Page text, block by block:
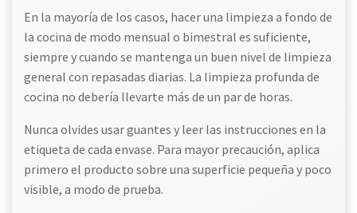
En la mayoría de los casos, hacer una limpieza a fondo de
la cocina de modo mensual o bimestral es suficiente,
siempre y cuando se mantenga un buen nivel de limpieza
general con repasadas diarias. La limpieza profunda de
cocina no debería llevarte más de un par de horas.
Nunca olvides usar guantes y leer las instrucciones en la
etiqueta de cada envase. Para mayor precaución, aplica
primero el producto sobre una superficie pequeña y poco
visible, a modo de prueba.